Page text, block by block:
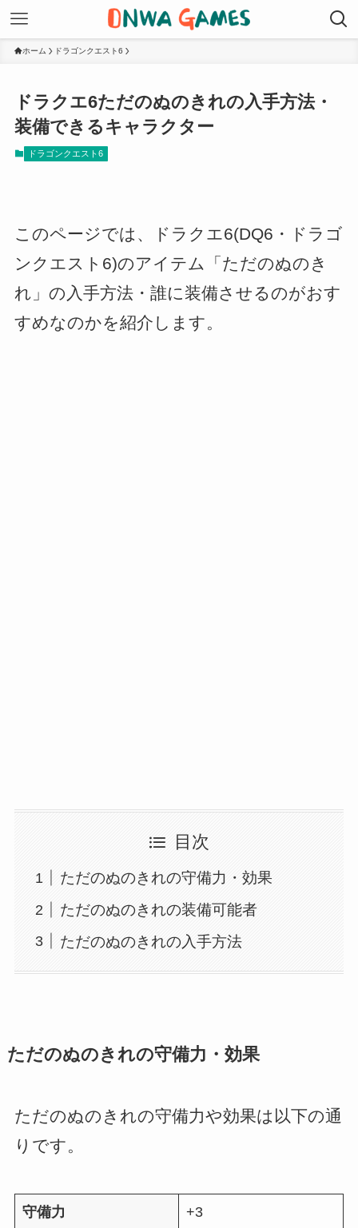
ホーム ドラゴンクエスト6
ドラクエ6ただのぬのきれの入手方法・
装備できるキャラクター
ドラゴンクエスト6
このページでは、ドラクエ6(DQ6・ドラゴ
ンクエスト6)のアイテム「ただのぬのき
れ」の入手方法・誰に装備させるのがおす
すめなのかを紹介します。
目次
ただのぬのきれの守備力・効果
ただのぬのきれの装備可能者
ただのぬのきれの入手方法
ただのぬのきれの守備力・効果
ただのぬのきれの守備力や効果は以下の通
りです。
守備力 +3